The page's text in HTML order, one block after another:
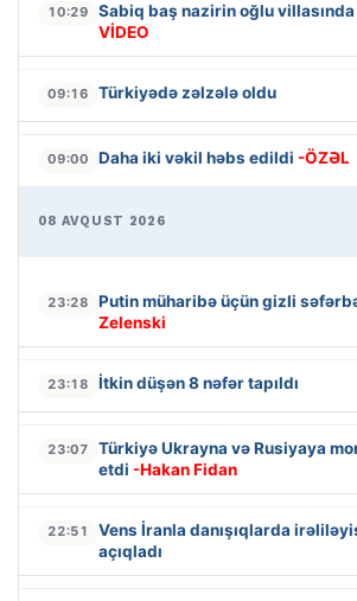
10:29 Sabiq baş nazirin oğlu villasında
VİDEO
09:16 Türkiyədə zəlzələ oldu
09:00 Daha iki vəkil həbs edildi -ÖZƏL
08 AVQUST 2026
23:28 Putin müharibə üçün gizli
Zelenski
23:18 İtkin düşən 8 nəfər tapıldı
23:07
Türkiyə Ukrayna və Rusiyaya
etdi -Hakan Fidan
22:51
Vens İranla danışıqlarda
açıqladı